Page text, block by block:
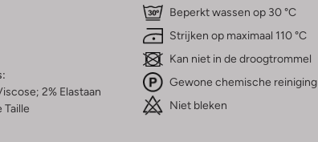
2% Elastaan
Taille
Beperkt wassen op 30 °C
Strijken op maximaal 110 °C
Kan niet in de droogtrommel
Gewone chemische reiniging
Niet bleken